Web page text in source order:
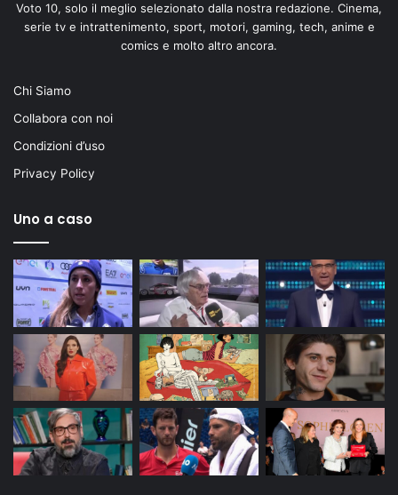
Voto 10, solo il meglio selezionato dalla nostra redazione. Cinema,
serie tv e intrattenimento, sport, motori, gaming, tech, anime e
comics e molto altro ancora.
Chi Siamo
Collabora con noi
Condizioni d’uso
Privacy Policy
Uno a caso